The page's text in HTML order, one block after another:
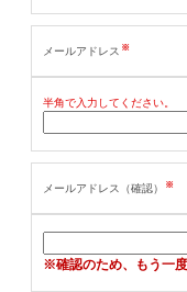
メールアドレス ※
半角で入力してください。
メールアドレス（確認） ※
※確認のため、もう一